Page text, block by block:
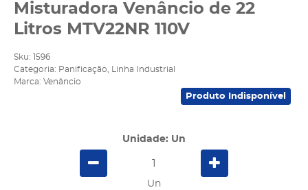
Misturadora Venâncio de 22
Litros MTV22NR 110V
Sku:
1596
Categoria: Panificação
Linha Industrial
Marca: Venâncio
Produto Indisponível
Unidade: Un
Un